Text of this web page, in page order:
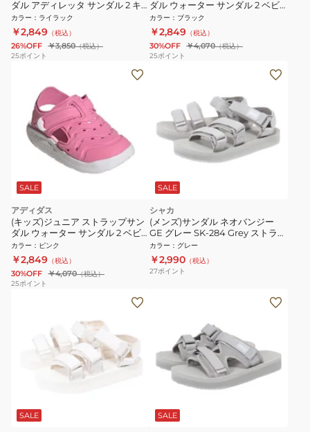
ダル アディレッタ サンダル 2 キ
ッズ ライラック OOS63-JS4931
カラー ： ライラック
￥2,849 （税込）
26%OFF ￥3,850（税込）
25ポイント
ダル ウォーター サンダル 2 ベビ
ー ブラック OOS77-JP6998 スポ
ーツサンダル カジュアル シュー
ズ
カラー ： ブラック
￥2,849 （税込）
30%OFF ￥4,070（税込）
25ポイント
SALE
アディダス
(キッズ)ジュニア ストラップサン
ダル ウォーター サンダル 2 ベビ
ー ピンク OOS77-JP9415 スポー
ツサンダル カジュアル シューズ
カラー ： ピンク
￥2,849 （税込）
30%OFF ￥4,070（税込）
25ポイント
SALE
シャカ
(メンズ)サンダル ネオバンジー
GE グレー SK-284 Grey ストラッ
プサンダル 面ファスナー タウン
日常履き レジャー シンプル
カラー ： グレー
￥2,990 （税込）
27ポイント
SALE SALE